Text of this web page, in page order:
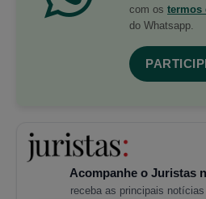
com os termos
do Whatsapp.
Acompanhe o Juristas
receba as principais